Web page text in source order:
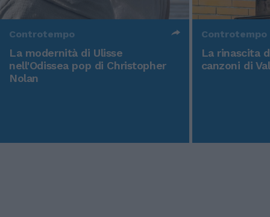
Controtempo
La modernità di Ulisse
nell'Odissea pop di Christopher
Nolan
Controtempo
La rinascita
canzoni di